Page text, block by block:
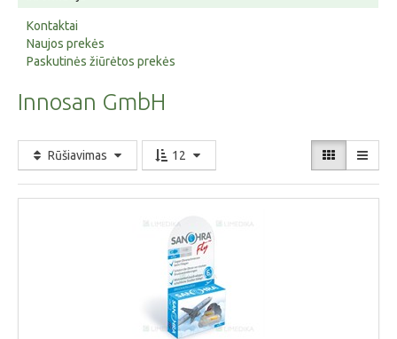
Kontaktai
Naujos prekės
Paskutinės žiūrėtos prekės
Innosan GmbH
Rūšiavimas 12